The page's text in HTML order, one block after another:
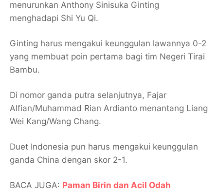
menurunkan Anthony Sinisuka Ginting
menghadapi Shi Yu Qi.
Ginting harus mengakui keunggulan lawannya 0-2
yang membuat poin pertama bagi tim Negeri Tirai
Bambu.
Di nomor ganda putra selanjutnya, Fajar
Alfian/Muhammad Rian Ardianto menantang Liang
Wei Kang/Wang Chang.
Duet Indonesia pun harus mengakui keunggulan
ganda China dengan skor 2-1.
BACA JUGA: Paman Birin dan Acil Odah